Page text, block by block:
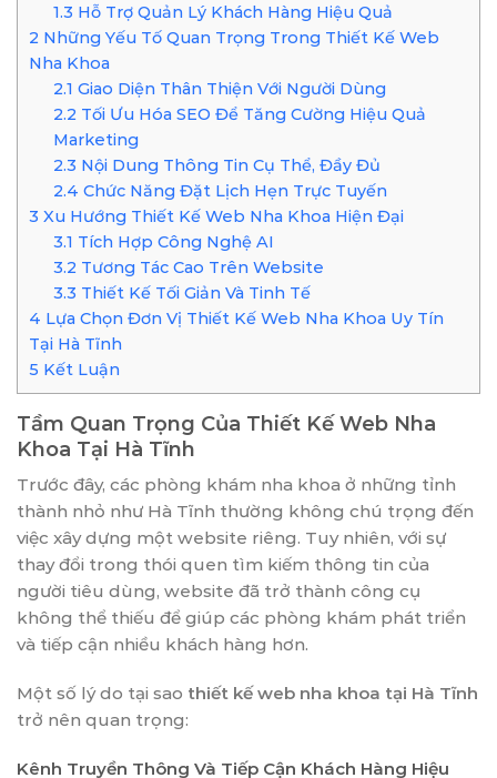
1.3 Hỗ Trợ Quản Lý Khách Hàng Hiệu Quả
2 Những Yếu Tố Quan Trọng Trong Thiết Kế Web
Nha Khoa
2.1 Giao Diện Thân Thiện Với Người Dùng
2.2Tối Ưu Hóa SEO Để Tăng Cường Hiệu Quả
Marketing
2.3 Nội Dung Thông Tin Cụ Thể, Đầy Đủ
2.4 Chức Năng Đặt Lịch Hẹn Trực Tuyến
3 Xu Hướng Thiết Kế Web Nha Khoa Hiện Đại
3.1 Tích Hợp Công Nghệ AI
3.2Tương Tác Cao Trên Website
3.3 Thiết Kế Tối Giản Và Tinh Tế
4 Lựa Chọn Đơn Vị Thiết Kế Web Nha Khoa Uy Tín
Tại Hà Tĩnh
5 Kết Luận
Tầm Quan Trọng Của Thiết Kế Web Nha
Khoa Tại Hà Tĩnh
Trước đây, các phòng khám nha khoa ở những tỉnh
thành nhỏ như Hà Tĩnh thường không chú trọng đến
việc xây dựng một website riêng. Tuy nhiên, với sự
thay đổi trong thói quen tìm kiếm thông tin của
người tiêu dùng, website đã trở thành công cụ
không thể thiếu để giúp các phòng khám phát triển
và tiếp cận nhiều khách hàng hơn.
Một số lý do tại sao thiết kế web nha khoa tại Hà Tĩnh
trở nên quan trọng:
Kênh Truyền Thông Và Tiếp Cận Khách Hàng Hiệu